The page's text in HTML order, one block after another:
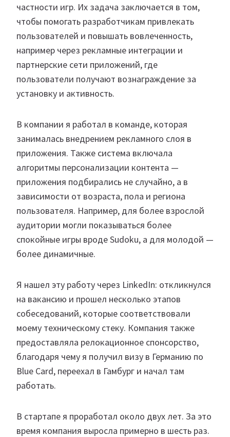
частности игр. Их задача заключается в том,
чтобы помогать разработчикам привлекать
пользователей и повышать вовлеченность,
например через рекламные интеграции и
партнерские сети приложений, где
пользователи получают вознаграждение за
установку и активность.
В компании я работал в команде, которая
занималась внедрением рекламного слоя в
приложения. Также система включала
алгоритмы персонализации контента —
приложения подбирались не случайно, а в
зависимости от возраста, пола и региона
пользователя. Например, для более взрослой
аудитории могли показываться более
спокойные игры вроде Sudoku, а для молодой —
более динамичные.
Я нашел эту работу через LinkedIn: откликнулся
на вакансию и прошел несколько этапов
собеседований, которые соответствовали
моему техническому стеку. Компания также
предоставляла релокационное спонсорство,
благодаря чему я получил визу в Германию по
Blue Card, переехал в Гамбург и начал там
работать.
В стартапе я проработал около двух лет. За это
время компания выросла примерно в шесть раз.